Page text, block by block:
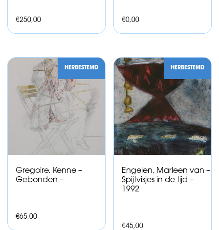
€250,00 €0,00
HERBESTEMD
Gregoire, Kenne –
Gebonden –
€65,00
HERBESTEMD
Engelen, Marleen van –
Spijtvisjes in de tijd –
1992
€45,00